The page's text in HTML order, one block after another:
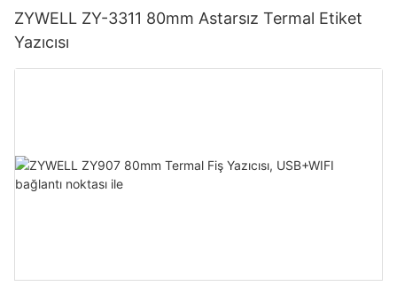
ZYWELL ZY-3311 80mm Astarsız Termal Etiket
Yazıcısı